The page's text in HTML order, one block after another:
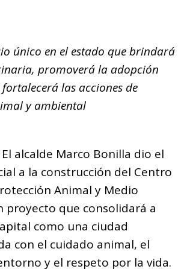
p
p
m g
e
r
n
k
único en el estado que brindará
promoverá la adopción
las acciones de
y ambiental
alcalde Marco Bonilla dio el
a la construcción del Centro
Animal y Medio
proyecto que consolidará a
como una ciudad
con el cuidado animal, el
y el respeto por la vida.